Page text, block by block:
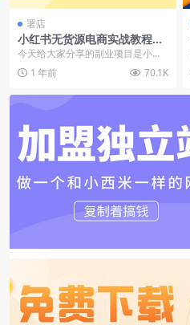
署店
小红书无货源电商实战教程，
全品类都可以做，零成本月入
过万运营方案
今天给大家分享的副业项目是小红
书无货源电商。
1 年前 70.1K